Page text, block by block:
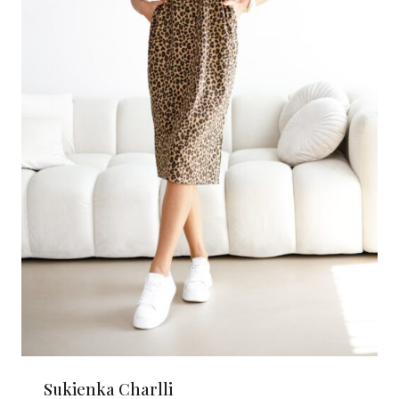
Sukienka Charlli